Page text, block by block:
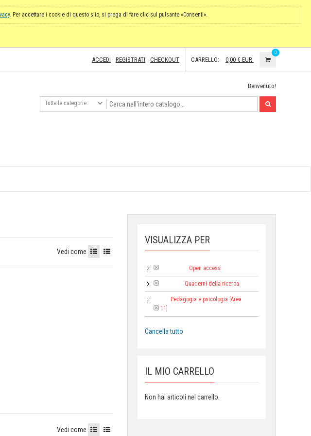
. Per accettare i cookie di questo sito, si prega di fare clic sul pulsante «Consenti».
ACCEDI REGISTRATI CHECKOUT CARRELLO: 0,00 € EUR
0
Benvenuto!
VISUALIZZA PER
Open access
Quaderni della ricerca
Pedagogia e psicologia [Area
11]
Cancella tutto
IL MIO CARRELLO
Non hai articoli nel carrello.
Vedi come
Vedi come